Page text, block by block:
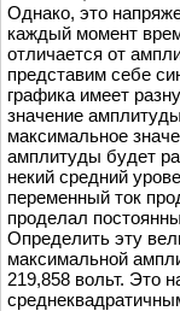
Однако, это
каждый момент
отличается от
представим себе
графика имеет
значение
максимальное
амплитуды будет
некий средний
переменный ток
проделал
Определить эту
максимальной
219,858 вольт. Это